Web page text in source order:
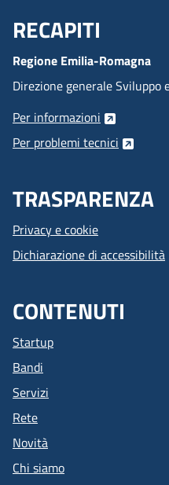
Menu Footer
RECAPITI
Regione Emilia-Romagna
Direzione generale
Per informazioni
Per problemi tecnici
TRASPARENZA
Privacy e cookie
Dichiarazione di accessibilità
CONTENUTI
Startup
Bandi
Servizi
Rete
Novità
Chi siamo